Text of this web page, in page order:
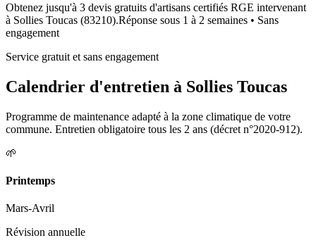
Obtenez jusqu'à 3 devis gratuits d'artisans certifiés RGE intervenant
à Sollies Toucas (83210).Réponse sous 1 à 2 semaines • Sans
engagement
Service gratuit et sans engagement
Calendrier d'entretien à Sollies Toucas
Programme de maintenance adapté à la zone climatique de votre
commune. Entretien obligatoire tous les 2 ans (décret n°2020-912).
🌱
Printemps
Mars-Avril
Révision annuelle